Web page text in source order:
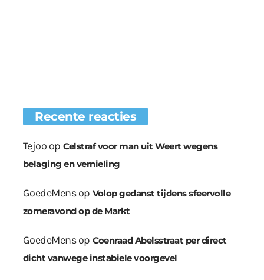
Recente reacties
Tejoo op Celstraf voor man uit Weert wegens
belaging en vernieling
GoedeMensop Volop gedanst tijdens sfeervolle
zomeravond op de Markt
GoedeMensop Coenraad Abelsstraat per direct
dicht vanwege instabiele voorgevel